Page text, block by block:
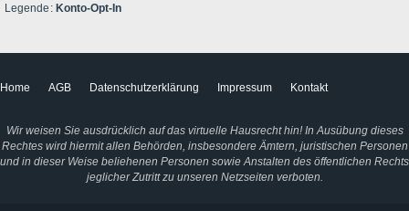
Legende
Konto-Opt-In
Home AGB Datenschutzerklärung Impressum Kontakt
Wir weisen Sie ausdrücklich auf das virtuelle Hausrecht hin! In Ausübung dieses
Rechtes wird hiermit allen Behörden, insbesondere Ämtern, juristischen Personen
und in dieser Weise beliehenen Personen sowie Anstalten des öffentlichen Rechts
jeglicher Zutritt zu unseren Netzseiten verboten.